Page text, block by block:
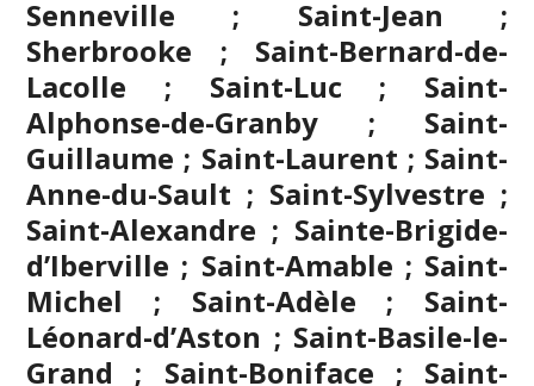
Senneville ; Saint-Jean ;
Sherbrooke ; Saint-Bernard-de-
Lacolle ; Saint-Luc ; Saint-
Alphonse-de-Granby ; Saint-
Guillaume ; Saint-Laurent ; Saint-
Anne-du-Sault ; Saint-Sylvestre ;
Saint-Alexandre ; Sainte-Brigide-
d’Iberville ; Saint-Amable ; Saint-
Michel ; Saint-Adèle ; Saint-
Léonard-d’Aston ; Saint-Basile-le-
Grand ; Saint-Boniface ; Saint-